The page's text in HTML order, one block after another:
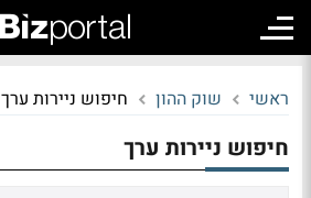
ראשי שוק ההון חיפוש ניירות ערך
חיפוש ניירות ערך